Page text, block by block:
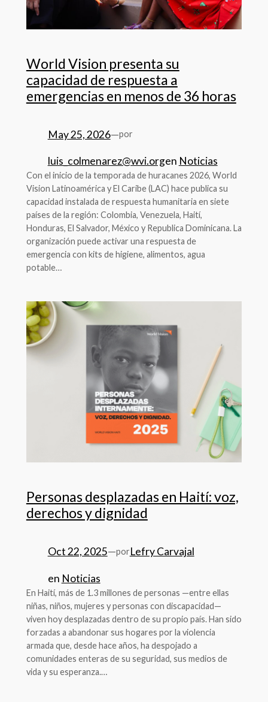
World Vision presenta su
capacidad de respuesta a
emergencias en menos de 36 horas
May 25, 2026—por
luis_colmenarez@wvi.orgen Noticias
Con el inicio de la temporada de huracanes 2026, World
Vision Latinoamérica y El Caribe (LAC) hace publica su
capacidad instalada de respuesta humanitaria en siete
países de la región: Colombia, Venezuela, Haití,
Honduras, El Salvador, México y Republica Dominicana. La
organización puede activar una respuesta de
emergencia con kits de higiene, alimentos, agua
potable…
Personas desplazadas en Haití: voz,
derechos y dignidad
Oct 22, 2025—porLefry Carvajal
en Noticias
En Haití, más de 1.3 millones de personas —entre ellas
niñas, niños, mujeres y personas con discapacidad—
viven hoy desplazadas dentro de su propio país. Han sido
forzadas a abandonar sus hogares por la violencia
armada que, desde hace años, ha despojado a
comunidades enteras de su seguridad, sus medios de
vida y su esperanza.…